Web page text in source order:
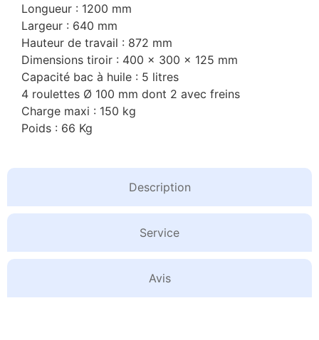
Description
Service
Avis
Longueur : 1200 mm
Largeur : 640 mm
Hauteur de travail : 872 mm
Dimensions tiroir : 400 x 300 x 125 mm
Capacité bac à huile : 5 litres
4 roulettes Ø 100 mm dont 2 avec freins
Charge maxi : 150 kg
Poids : 66 Kg